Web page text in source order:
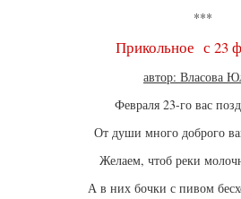
***
Прикольное с 23
автор: Власова
Февраля 23-го вас
От души много доброго
Желаем, чтоб реки
А в них бочки с пивом